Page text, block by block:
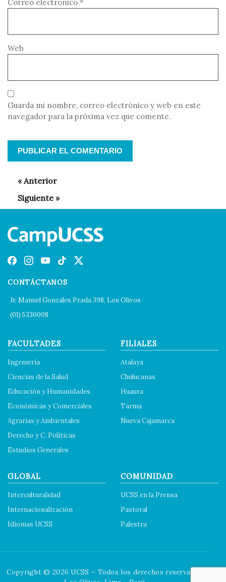
Correo electrónico *
Web
Guarda mi nombre, correo electrónico y web en este
navegador para la próxima vez que comente.
CONTÁCTANOS
Jr. Manuel Gonzales Prada 398, Los Olivos
(01) 5330008
FACULTADES
Ingeniería
Ciencias de la Salud
Educación y Humanidades
Económicas y Comerciales
Agrarias y Ambientales
Derecho y C. Políticas
Estudios Generales
FILIALES
Atalaya
Chulucanas
Huaura
Tarma
Nueva Cajamarca
GLOBAL
Interculturalidad
Internacionalización
Idiomas UCSS
COMUNIDAD
UCSS en la Prensa
Pastoral
Palestra
Copyright © 2026 UCSS – Todos los derechos reservados.